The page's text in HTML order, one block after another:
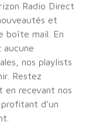
Radio Direct
et
boîte mail. En
aucune
nos playlists
Restez
en recevant nos
d’un